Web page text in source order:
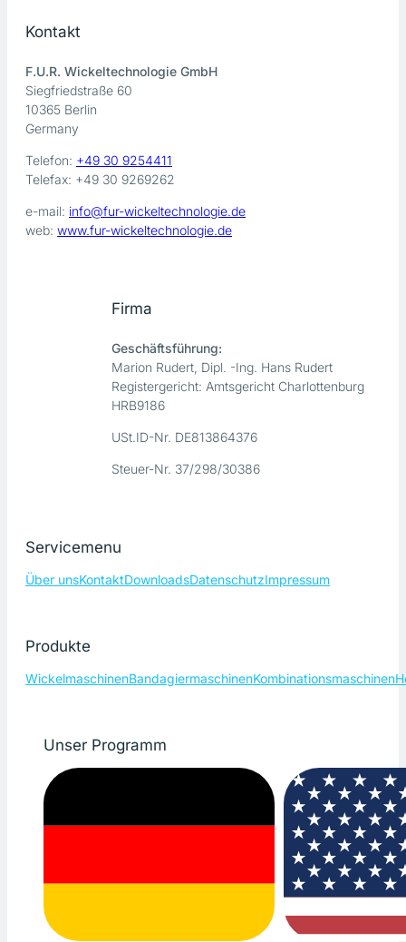
Kontakt
F.U.R. Wickeltechnologie GmbH
Siegfriedstraße 60
10365 Berlin
Germany
Telefon: +49 30 9254411
Telefax: +49 30 9269262
e-mail: info@fur-wickeltechnologie.de
web: www.fur-wickeltechnologie.de
Firma
Geschäftsführung:
Marion Rudert, Dipl. -Ing. Hans Rudert
Registergericht: Amtsgericht Charlottenburg
HRB9186
USt.ID-Nr. DE813864376
Steuer-Nr. 37/298/30386
Servicemenu
Über unsKontaktDownloadsDatenschutzImpressum
Produkte
WickelmaschinenBandagiermaschinenKombinationsmaschinen
Unser Programm